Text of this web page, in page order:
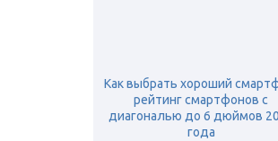
Как выбрать хороший
рейтинг смартфонов с
диагональю до 6 дюймов
года